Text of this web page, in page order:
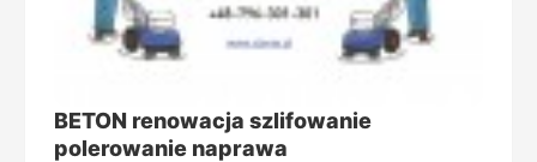
BETON renowacja szlifowanie
polerowanie naprawa